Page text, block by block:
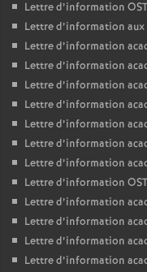
Lettre d’information
Lettre d’information aux
Lettre d’information
Lettre d’information
Lettre d’information
Lettre d’information
Lettre d’information
Lettre d’information
Lettre d’information
Lettre d’information
Lettre d’information
Lettre d’information
Lettre d’information
Lettre d’information